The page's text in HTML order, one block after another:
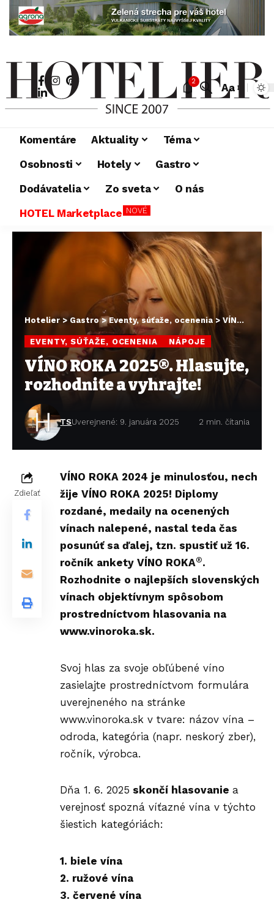
2
Aa
Komentáre Aktuality
Téma
Osobnosti
Hotely
Gastro
Dodávatelia
Zo sveta
O nás
HOTEL Marketplace NOVÉ
Hotelier > Gastro> Eventy, súťaže, ocenenia > VÍNO ROKA 2025®. Hlasujte, rozhodnite a vyhrajte!
EVENTY, SÚŤAŽE, OCENENIA NÁPOJE
VÍNO ROKA 2025®. Hlasujte,
rozhodnite a vyhrajte!
TSUverejnené: 9. januára 2025 2 min. čítania
Zdieľať
VÍNO ROKA 2024 je minulosťou, nech
žije VÍNO ROKA 2025! Diplomy
rozdané, medaily na ocenených
vínach nalepené, nastal teda čas
posunúť sa ďalej, tzn. spustiť už 16.
ročník ankety VÍNO ROKA®.
Rozhodnite o najlepších slovenských
vínach objektívnym spôsobom
prostredníctvom hlasovania na
www.vinoroka.sk.
Svoj hlas za svoje obľúbené víno
zasielajte prostredníctvom formulára
uverejneného na stránke
www.vinoroka.sk v tvare: názov vína –
odroda, kategória (napr. neskorý zber),
ročník, výrobca.
Dňa 1. 6. 2025 skončí hlasovanie a
verejnosť spozná víťazné vína v týchto
šiestich kategóriách:
1. biele vína
2. ružové vína
3. červené vína